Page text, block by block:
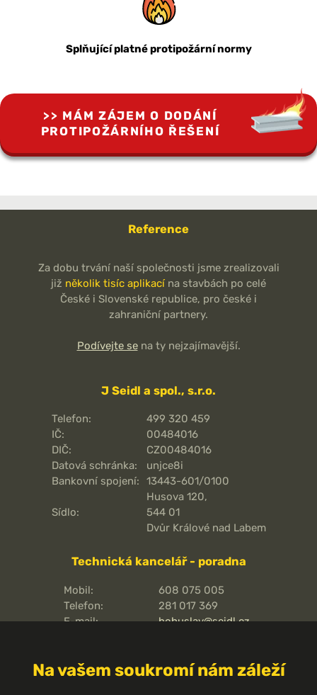
Splňující platné protipožární normy
MÁM ZÁJEM O DODÁNÍ
PROTIPOŽÁRNÍHO ŘEŠENÍ
Reference
Za dobu trvání naší společnosti jsme zrealizovali
již několik tisíc aplikací na stavbách po celé
České i Slovenské republice, pro české i
zahraniční partnery.
Podívejte sena ty nejzajímavější.
J Seidl a spol., s.r.o.
Telefon:
499 320 459
IČ:
00484016
DIČ:
CZ00484016
Datová schránka:
unjce8i
Bankovní spojení:
13443-601/0100
Sídlo:
Husova 120,
544 01
Dvůr Králové nad Labem
Technická kancelář - poradna
Mobil:
608 075 005
Telefon:
281 017 369
E-mail:
bohuslav@seidl.cz
Praha 15 - Hostivař
Na vašem soukromí nám záleží